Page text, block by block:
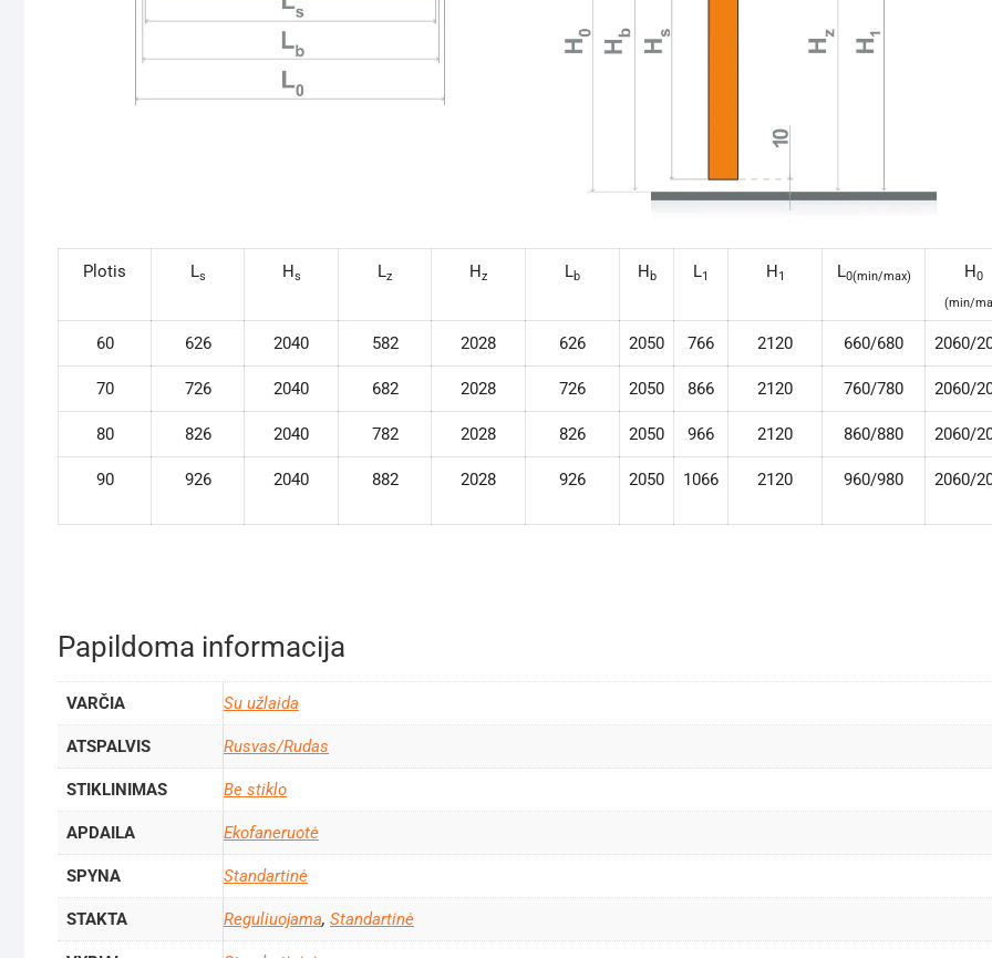
Plotis Ls Hs Lz Hz Lb Hb L1 H1 L0(min/max) H0
(min/
60 626 2040 582 2028 626 2050 766 2120 660/680 2060/
70 726 2040 682 2028 726 2050 866 2120 760/780 2060/
80 826 2040 782 2028 826 2050 966 2120 860/880 2060/
90 926 2040 882 2028 926 2050 1066 2120 960/980 2060/
Papildoma informacija
VARČIA Su užlaida
ATSPALVIS Rusvas/Rudas
STIKLINIMAS Be stiklo
APDAILA Ekofaneruotė
SPYNA Standartinė
STAKTA Reguliuojama, Standartinė